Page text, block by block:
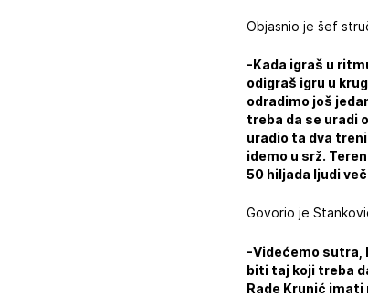
Objasnio je šef
-Kada igraš u
odigraš igru u
odradimo još
treba da se uradi
uradio ta dva
idemo u srž.
50 hiljada ljudi
Govorio je
-Videćemo sutra,
biti taj koji treba
Rade Krunić imati